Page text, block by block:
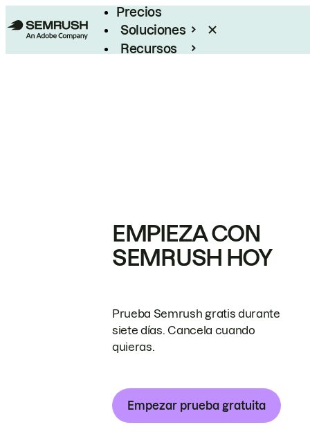
Precios
Soluciones
Recursos
EMPIEZA CON
SEMRUSH HOY
Prueba Semrush gratis durante
siete días. Cancela cuando
quieras.
Empezar prueba gratuita